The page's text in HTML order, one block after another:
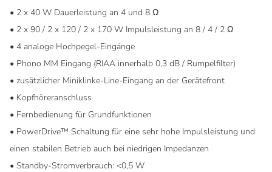
• 2 x 40 W Dauerleistung an 4 und 8 Ω
• 2 x 90 / 2 x 120 / 2 x 170 W Impulsleistung an 8 / 4 / 2 Ω
• 4 analoge Hochpegel-Eingänge
• Phono MM Eingang (RIAA innerhalb 0,3 dB / Rumpelfilter)
• zusätzlicher Miniklinke-Line-Eingang an der Gerätefront
• Kopfhöreranschluss
• Fernbedienung für Grundfunktionen
• PowerDrive™ Schaltung für eine sehr hohe Impulsleistung und
einen stabilen Betrieb auch bei niedrigen Impedanzen
• Standby-Stromverbrauch: <0,5 W